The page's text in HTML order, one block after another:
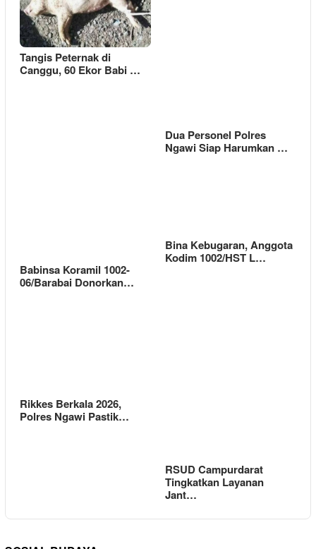
Tangis Peternak di
Canggu, 60 Ekor Babi …
Dua Personel Polres
Ngawi Siap Harumkan …
Babinsa Koramil 1002-
06/Barabai Donorkan…
Bina Kebugaran, Anggota
Kodim 1002/HST L…
Rikkes Berkala 2026,
Polres Ngawi Pastik…
RSUD Campurdarat
Tingkatkan Layanan
Jant…